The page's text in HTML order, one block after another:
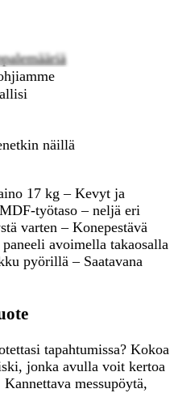
näillä
17 kg – Kevyt ja
työtaso – neljä eri
varten – Konepestävä
avoimella takaosalla
pyörillä – Saatavana
tapahtumissa? Kokoa
jonka avulla voit kertoa
messupöytä,